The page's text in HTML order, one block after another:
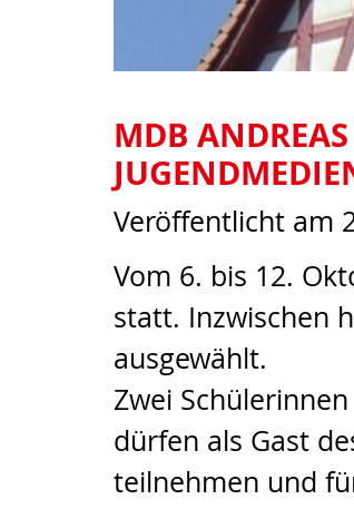
MDB
Veröffentlicht am
Vom 6. bis 12.
statt. Inzwischen
ausgewählt.
Zwei
dürfen als Gast
teilnehmen und